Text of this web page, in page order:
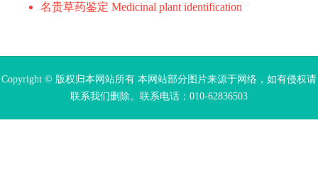
名贵草药鉴定 Medicinal plant identification
Copyright © 版权归本网站所有 本网站部分图片来源于网络，如有侵权请
联系我们删除。联系电话：010-62836503